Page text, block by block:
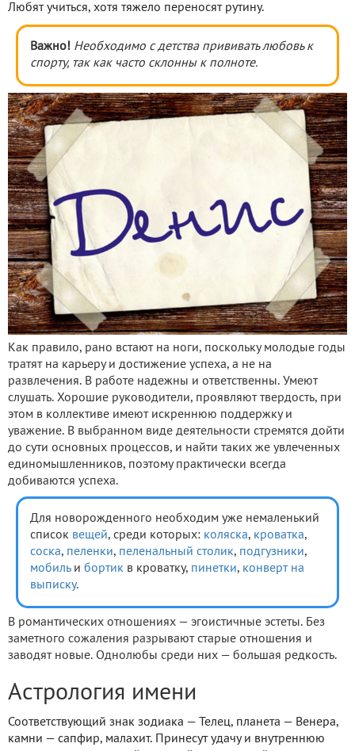
Любят учиться, хотя тяжело переносят рутину.
Важно! Необходимо с детства прививать любовь к
спорту, так как часто склонны к полноте.
Как правило, рано встают на ноги, поскольку молодые годы
тратят на карьеру и достижение успеха, а не на
развлечения. В работе надежны и ответственны. Умеют
слушать. Хорошие руководители, проявляют твердость, при
этом в коллективе имеют искреннюю поддержку и
уважение. В выбранном виде деятельности стремятся дойти
до сути основных процессов, и найти таких же увлеченных
единомышленников, поэтому практически всегда
добиваются успеха.
Для новорожденного необходим уже немаленький
список вещей, среди которых: коляска, кроватка,
соска, пеленки, пеленальный столик, подгузники,
мобильи бортик в кроватку, пинетки, конверт на
выписку.
В романтических отношениях — эгоистичные эстеты. Без
заметного сожаления разрывают старые отношения и
заводят новые. Однолюбы среди них — большая редкость.
Астрология имени
Соответствующий знак зодиака — Телец, планета — Венера,
камни — сапфир, малахит. Принесут удачу и внутреннюю